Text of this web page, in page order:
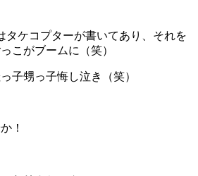
タケコプターが書いてあり、それを
こがブームに（笑）
子甥っ子悔し泣き（笑）
！